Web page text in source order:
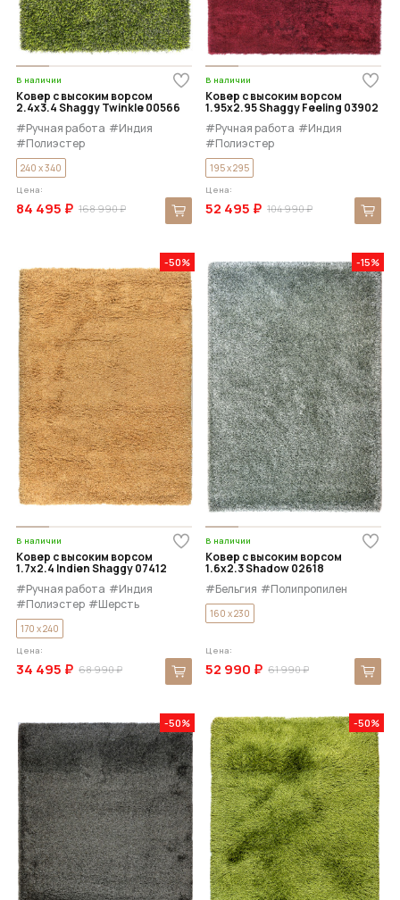
В наличии
Ковер с высоким ворсом
2.4x3.4 Shaggy Twinkle 00566
#Ручная работа #Индия
#Полиэстер
240 x 340
Цена:
168 990 ₽
84 495 ₽
В наличии
Ковер с высоким ворсом
1.95x2.95 Shaggy Feeling 03902
#Ручная работа #Индия
#Полиэстер
195 x 295
Цена:
104 990 ₽
52 495 ₽
-50%
В наличии
Ковер с высоким ворсом
1.7x2.4 Indien Shaggy 07412
#Ручная работа #Индия
#Полиэстер #Шерсть
170 x 240
Цена:
68 990 ₽
34 495 ₽
-15%
В наличии
Ковер с высоким ворсом
1.6x2.3 Shadow 02618
#Бельгия #Полипропилен
160 x 230
Цена:
61 990 ₽
52 990 ₽
-50% -50%